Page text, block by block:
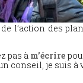
l’action des
pas à m’écrire
conseil, je suis à